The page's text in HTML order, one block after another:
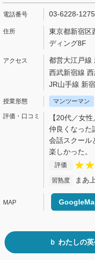
03-6228-1275
東京都新宿区
ディング8F
都営大江戸線
西武新宿線
JR山手線 新
マンツーマン
【20代／女
仲良くなった
会話スクール
楽しかった。
評価
習熟度 まあ
ｂ わたしの